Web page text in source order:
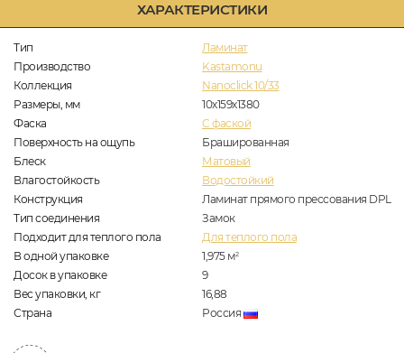
ХАРАКТЕРИСТИКИ
Тип
Ламинат
Производство
Kastamonu
Коллекция
Nanoclick 10/33
Размеры, мм
10х159х1380
Фаска
C фаской
Поверхность на ощупь
Брашированная
Блеск
Матовый
Влагостойкость
Водостойкий
Конструкция
Ламинат прямого прессования DPL
Тип соединения
Замок
Подходит для теплого пола
Для теплого пола
В одной упаковке
1,975 м2
Досок в упаковке
9
Вес упаковки, кг
16,88
Страна
Россия